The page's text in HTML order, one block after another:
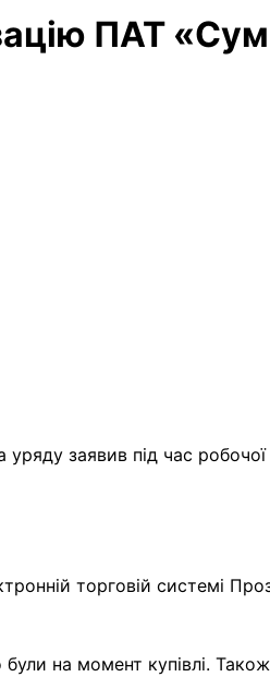
ПАТ
заявив під час
торговій системі
на момент купівлі. Також